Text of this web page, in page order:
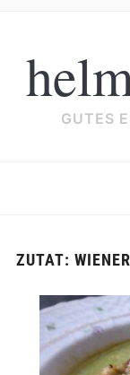
GUTES
ZUTAT: